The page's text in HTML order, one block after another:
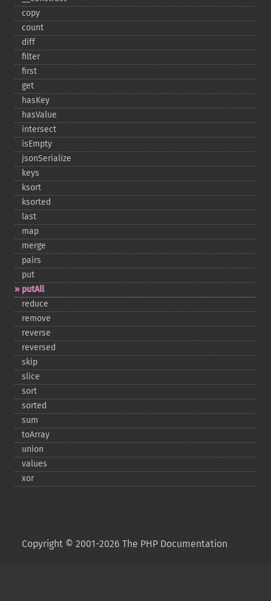
copy
count
diff
filter
first
get
hasKey
hasValue
intersect
isEmpty
jsonSerialize
keys
ksort
ksorted
last
map
merge
pairs
put
putAll
reduce
remove
reverse
reversed
skip
slice
sort
sorted
sum
toArray
union
values
xor
Copyright © 2001-2026 The PHP Documentation